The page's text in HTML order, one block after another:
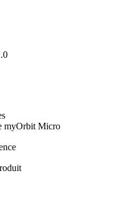
myOrbit Micro